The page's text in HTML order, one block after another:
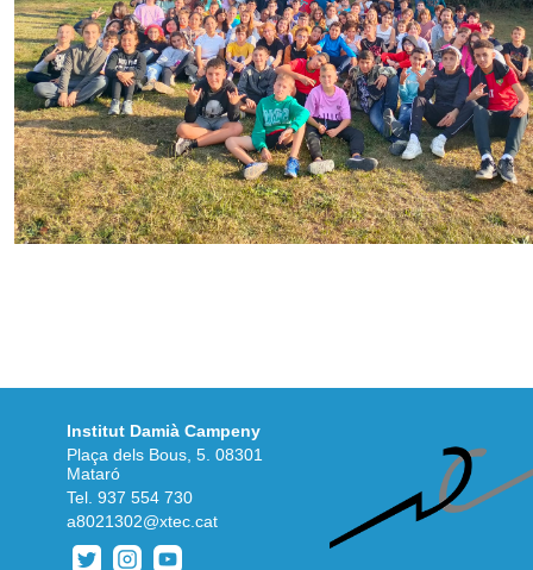
Institut Damià Campeny
Plaça dels Bous, 5. 08301
Mataró
Tel. 937 554 730
a8021302@xtec.cat